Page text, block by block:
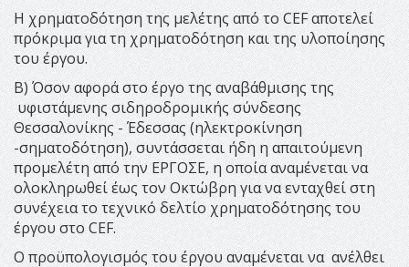
Η χρηματοδότηση της μελέτης από το CEF αποτελεί
πρόκριμα για τη χρηματοδότηση και της υλοποίησης
του έργου.
Β) Όσον αφορά στο έργο της αναβάθμισης της
υφιστάμενης σιδηροδρομικής σύνδεσης
Θεσσαλονίκης - Έδεσσας (ηλεκτροκίνηση
-σηματοδότηση), συντάσσεται ήδη η απαιτούμενη
προμελέτη από την ΕΡΓΟΣΕ, η οποία αναμένεται να
ολοκληρωθεί έως τον Οκτώβρη για να ενταχθεί στη
συνέχεια το τεχνικό δελτίο χρηματοδότησης του
έργου στο CEF.
Ο προϋπολογισμός του έργου αναμένεται να ανέλθει